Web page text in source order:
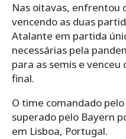
Nas oitavas, enfrentou
vencendo as duas
Atalante em partida
necessárias pela
para as semis e venceu
final.
O time comandado
superado pelo Bayern
em Lisboa, Portugal.